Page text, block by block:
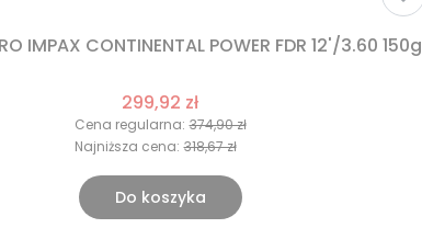
IMPAX CONTINENTAL POWER FDR 12'/3.60 150g
299,92 zł
Cena regularna: 374,90 zł
Najniższa cena: 318,67 zł
Do koszyka